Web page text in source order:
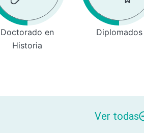
Doctorado en
Historia
Diplomados
Ver todas